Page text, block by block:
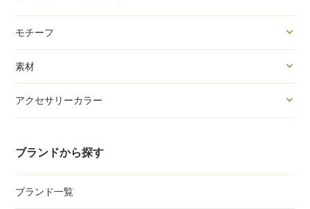
モチーフ
素材
アクセサリーカラー
ブランドから探す
ブランド一覧